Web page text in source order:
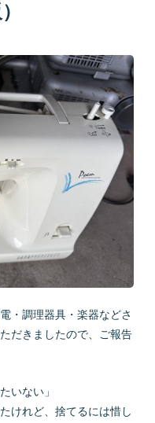
お問い合わせ
お問い合わせ
・調理器具・楽器などさ
だきましたので、ご報告
いない」
けれど、捨てるには惜し